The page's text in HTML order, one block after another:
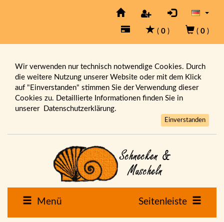
( 0 ) ( 0 )
Wir verwenden nur technisch notwendige Cookies. Durch
die weitere Nutzung unserer Website oder mit dem Klick
auf "Einverstanden" stimmen Sie der Verwendung dieser
Cookies zu. Detaillierte Informationen finden Sie in
unserer Datenschutzerklärung.
Einverstanden
Menü Seitenleiste